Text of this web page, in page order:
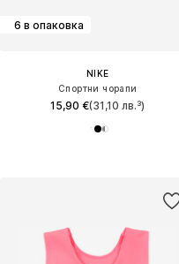
6 в опаковка
NIKE
Спортни чорапи
15,90 €(31,10 лв.³)